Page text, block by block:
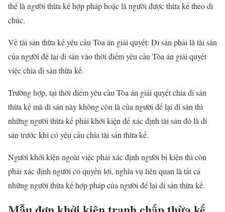
thể là người thừa kế hợp pháp hoặc là người được thừa kế theo di
chúc.
Về tài sản thừa kế yêu cầu Tòa án giải quyết: Di sản phải là tài sản
của người để lại di sản vào thời điểm yêu cầu Tòa án giải quyết
việc chia di sản thừa kế.
Trường hợp, tại thời điểm yêu cầu Tòa án giải quyết chia di sản
thừa kế mà di sản này không còn là của người để lại di sản thì
những người thừa kế phải khởi kiện để xác định tài sản đó là di
sản trước khi có yêu cầu chia tài sản thừa kế.
Người khởi kiện ngoài việc phải xác định người bị kiện thì còn
phải xác định người có quyền lợi, nghĩa vụ liên quan là tất cả
những người thừa kế hợp pháp của người để lại di sản thừa kế.